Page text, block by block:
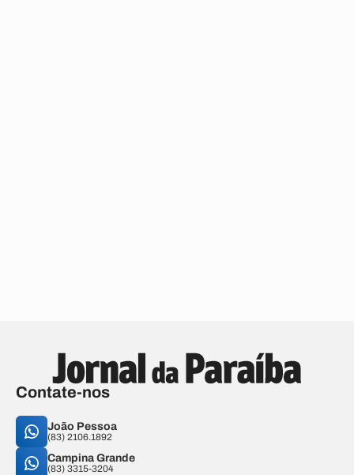
Contate-nos
João Pessoa
(83) 2106.1892
Campina Grande
(83) 3315-3204